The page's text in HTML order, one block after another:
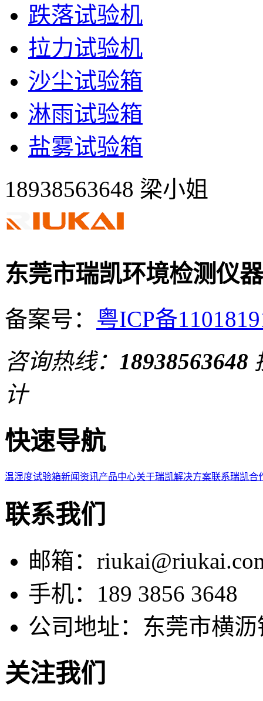
跌落试验机
拉力试验机
沙尘试验箱
淋雨试验箱
盐雾试验箱
18938563648 梁小姐
东莞市瑞凯环境检测仪
备案号： 粤ICP备
咨询热线： 18938563648
计
快速导航
温湿度试验箱新闻资讯产品中心关于瑞凯解决方案联系瑞凯合
联系我们
邮箱：
手机：189 3856 3648
公司地址：东莞市横
关注我们